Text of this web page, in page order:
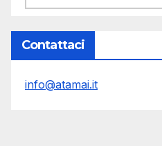
Contattaci
info@atamai.it